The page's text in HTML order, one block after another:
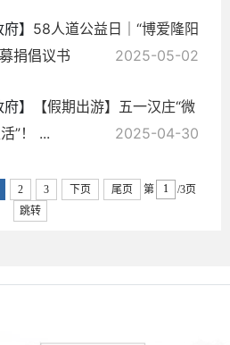
】 58人道公益日｜“博爱隆阳
捐倡议书
2025-05-02
】
【假期出游】五一汉庄“微
”！ ...
2025-04-30
2 3 下页 尾页 第
/3页
跳转